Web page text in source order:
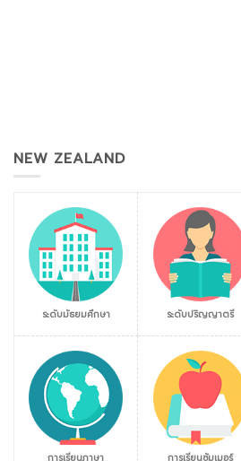
NEW ZEALAND
ระดับมัธยมศึกษา ระดับปริญญาตรี
การเรียนภาษา การเรียนซัมเมอร์